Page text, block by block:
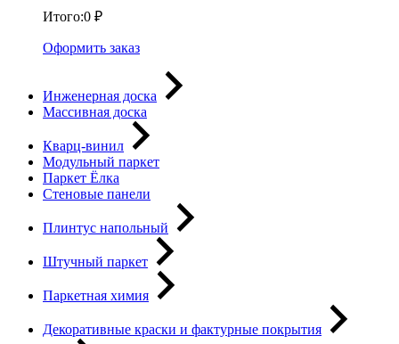
Итого:0 ₽
Оформить заказ
Инженерная доска
Массивная доска
Кварц-винил
Модульный паркет
Паркет Ёлка
Стеновые панели
Плинтус напольный
Штучный паркет
Паркетная химия
Декоративные краски и фактурные покрытия